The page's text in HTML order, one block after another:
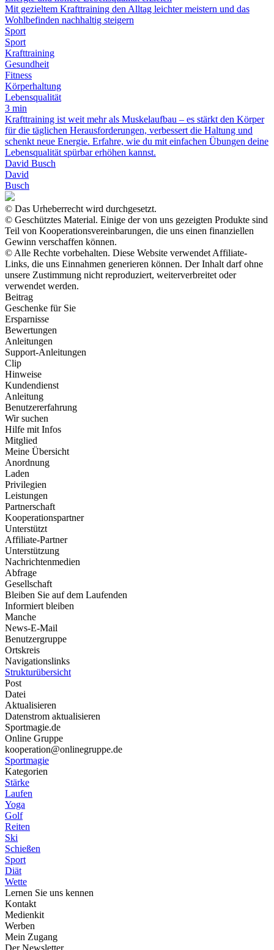
Mit gezieltem Krafttraining den Alltag leichter meistern und das
Wohlbefinden nachhaltig steigern
Sport
Sport
Krafttraining
Gesundheit
Fitness
Körperhaltung
Lebensqualität
3 min
Krafttraining ist weit mehr als Muskelaufbau – es stärkt den Körper
für die täglichen Herausforderungen, verbessert die Haltung und
schenkt neue Energie. Erfahre, wie du mit einfachen Übungen deine
Lebensqualität spürbar erhöhen kannst.
David Busch
David
Busch
© Das Urheberrecht wird durchgesetzt.
© Geschütztes Material. Einige der von uns gezeigten Produkte sind
Teil von Kooperationsvereinbarungen, die uns einen finanziellen
Gewinn verschaffen können.
© Alle Rechte vorbehalten. Diese Website verwendet Affiliate-
Links, die uns Einnahmen generieren können. Der Inhalt darf ohne
unsere Zustimmung nicht reproduziert, weiterverbreitet oder
verwendet werden.
Beitrag
Geschenke für Sie
Ersparnisse
Bewertungen
Anleitungen
Support-Anleitungen
Clip
Hinweise
Kundendienst
Anleitung
Benutzererfahrung
Wir suchen
Hilfe mit Infos
Mitglied
Meine Übersicht
Anordnung
Laden
Privilegien
Leistungen
Partnerschaft
Kooperationspartner
Unterstützt
Affiliate-Partner
Unterstützung
Nachrichtenmedien
Abfrage
Gesellschaft
Bleiben Sie auf dem Laufenden
Informiert bleiben
Manche
News-E-Mail
Benutzergruppe
Ortskreis
Navigationslinks
Strukturübersicht
Post
Datei
Aktualisieren
Datenstrom aktualisieren
Sportmagie.de
Online Gruppe
kooperation@onlinegruppe.de
Sportmagie
Kategorien
Stärke
Laufen
Yoga
Golf
Reiten
Ski
Schießen
Sport
Diät
Wette
Lernen Sie uns kennen
Kontakt
Medienkit
Werben
Mein Zugang
Der Newsletter